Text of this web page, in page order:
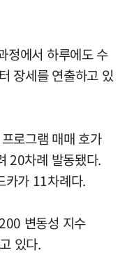
정에서 하루에도 수
장세를 연출하고 있
로그램 매매 호가
20차례 발동됐다.
카가 11차례다.
변동성 지수
있다.